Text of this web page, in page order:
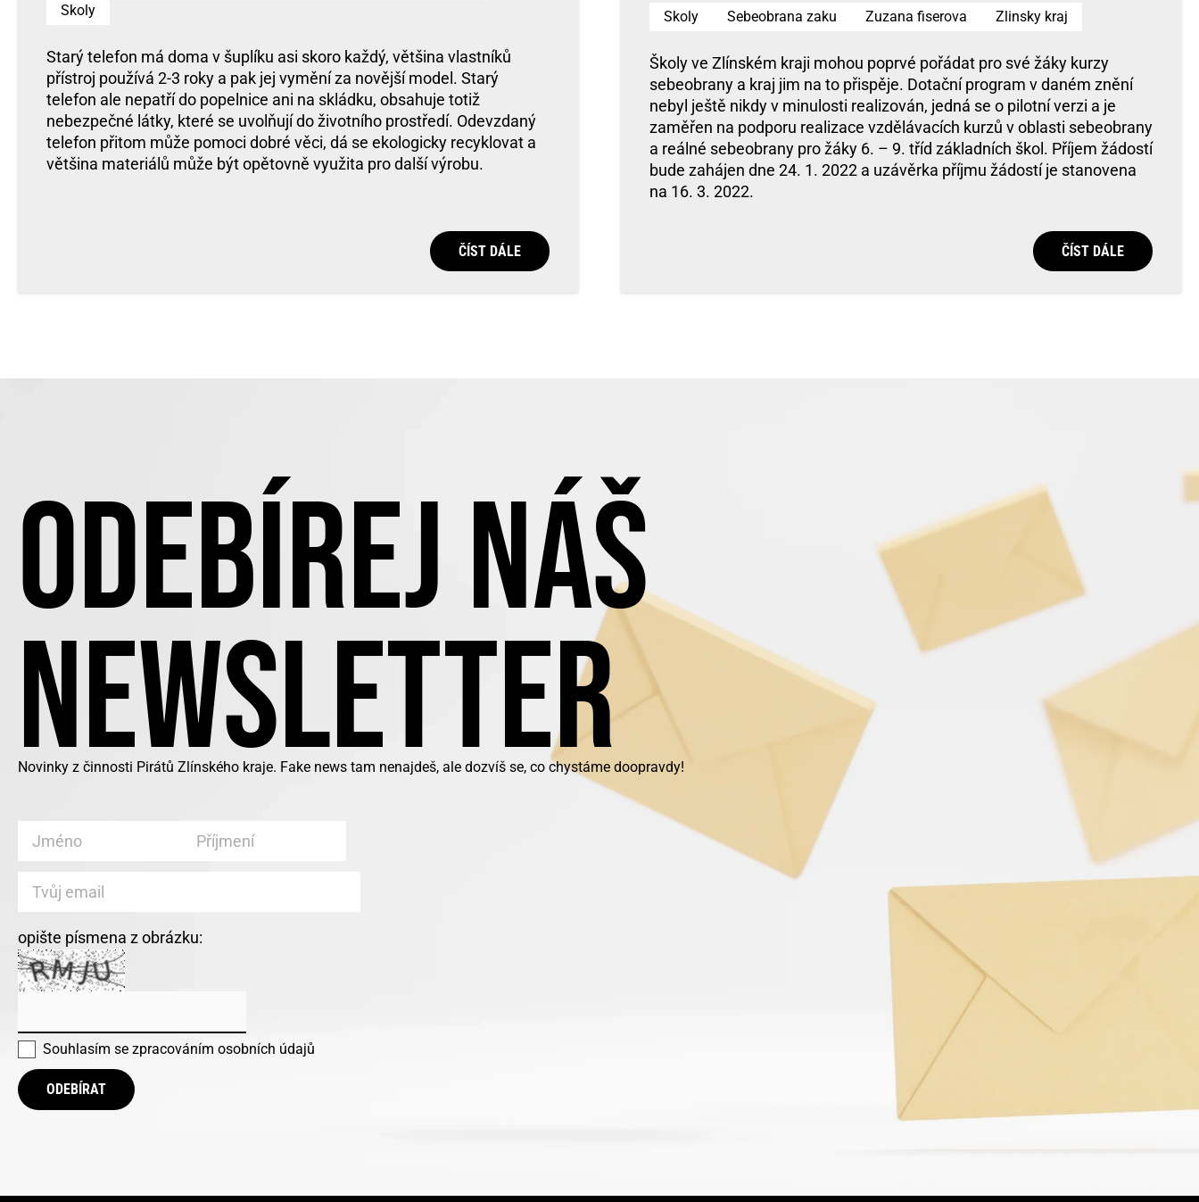
Skoly
Starý telefon má doma v šuplíku asi skoro každý, většina vlastníků
přístroj používá 2-3 roky a pak jej vymění za novější model. Starý
telefon ale nepatří do popelnice ani na skládku, obsahuje totiž
nebezpečné látky, které se uvolňují do životního prostředí. Odevzdaný
telefon přitom může pomoci dobré věci, dá se ekologicky recyklovat a
většina materiálů může být opětovně využita pro další výrobu.
ČÍST DÁLE
Skoly Sebeobrana zaku Zuzana fiserova Zlinsky kraj
Školy ve Zlínském kraji mohou poprvé pořádat pro své žáky kurzy
sebeobrany a kraj jim na to přispěje. Dotační program v daném znění
nebyl ještě nikdy v minulosti realizován, jedná se o pilotní verzi a je
zaměřen na podporu realizace vzdělávacích kurzů v oblasti sebeobrany
a reálné sebeobrany pro žáky 6. – 9. tříd základních škol. Příjem žádostí
bude zahájen dne 24. 1. 2022 a uzávěrka příjmu žádostí je stanovena
na 16. 3. 2022.
ČÍST DÁLE
ODEBÍREJ NÁŠ
NEWSLETTER
Novinky z činnosti Pirátů Zlínského kraje. Fake news tam nenajdeš, ale dozvíš se, co chystáme doopravdy!
opište písmena z obrázku:
Souhlasím se zpracováním osobních údajů
ODEBÍRAT